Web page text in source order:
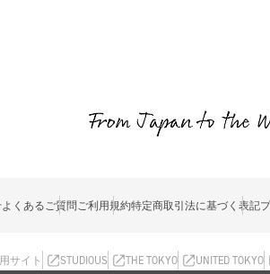
よくあるご質問ご利用規約特定商取引法に基づく表記
サイト STUDIOUS THE TOKYO UNITED TOKYO